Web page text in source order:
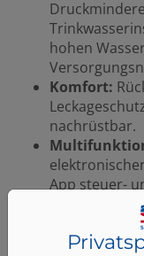
hohen
Komfort:
nachrüstbar.
App steuer-